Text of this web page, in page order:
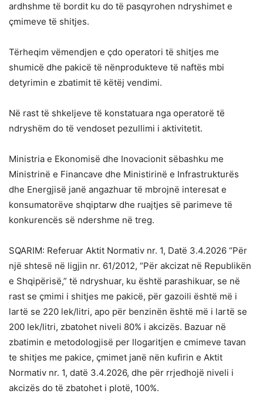
ardhshme të bordit ku do të pasqyrohen ndryshimet e
çmimeve të shitjes.
Tërheqim vëmendjen e çdo operatori të shitjes me
shumicë dhe pakicë të nënprodukteve të naftës mbi
detyrimin e zbatimit të këtëj vendimi.
Në rast të shkeljeve të konstatuara nga operatorë të
ndryshëm do të vendoset pezullimi i aktivitetit.
Ministria e Ekonomisë dhe Inovacionit sëbashku me
Ministrinë e Financave dhe Ministirinë e Infrastrukturës
dhe Energjisë janë angazhuar të mbrojnë interesat e
konsumatorëve shqiptarw dhe ruajtjes së parimeve të
konkurencës së ndershme në treg.
SQARIM: Referuar Aktit Normativ nr. 1, Datë 3.4.2026 “Për
një shtesë në ligjin nr. 61/2012, “Për akcizat në Republikën
e Shqipërisë,” të ndryshuar, ku është parashikuar, se në
rast se çmimi i shitjes me pakicë, për gazoili është më i
lartë se 220 lek/litri, apo për benzinën është më i lartë se
200 lek/litri, zbatohet niveli 80% i akcizës. Bazuar në
zbatimin e metodologjisë per llogaritjen e cmimeve tavan
te shitjes me pakice, çmimet janë nën kufirin e Aktit
Normativ nr. 1, datë 3.4.2026, dhe për rrjedhojë niveli i
akcizës do të zbatohet i plotë, 100%.